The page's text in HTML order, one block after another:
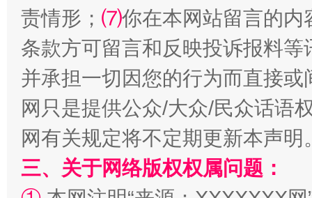
国家大学科技园优化重塑工作
责情形； ⑺你在本网站留言的内
条款方可留言和反映投诉报料
并承担一切因您的行为而直接
网只是提供公众/大众/民众话语
网有关规定将不定期更新本声明
三、关于网络版权权属问题：